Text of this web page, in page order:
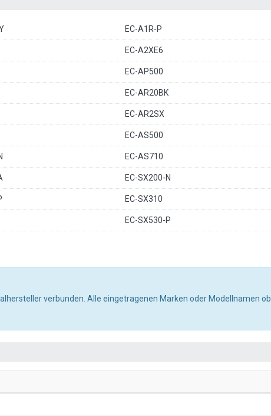
EC-A1R-P
EC-A2XE6
EC-AP500
EC-AR20BK
EC-AR2SX
EC-AS500
EC-AS710
EC-SX200-N
EC-SX310
EC-SX530-P
verbunden. Alle eingetragenen Marken oder Modellnamen